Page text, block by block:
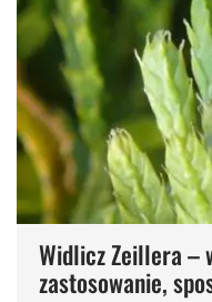
Widlicz Zeillera –
zastosowanie,